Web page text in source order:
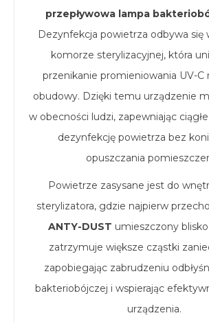
przepływowa lampa
Dezynfekcja powietrza odbywa się
komorze sterylizacyjnej, która
przenikanie promieniowania UV-C
obudowy. Dzięki temu urządzenie
w obecności ludzi, zapewniając
dezynfekcję powietrza bez
opuszczania
Powietrze zasysane jest do
sterylizatora, gdzie najpierw
ANTY-DUST umieszczony
zatrzymuje większe cząstki
zapobiegając zabrudzeniu
bakteriobójczej i wspierając
urządzenia.